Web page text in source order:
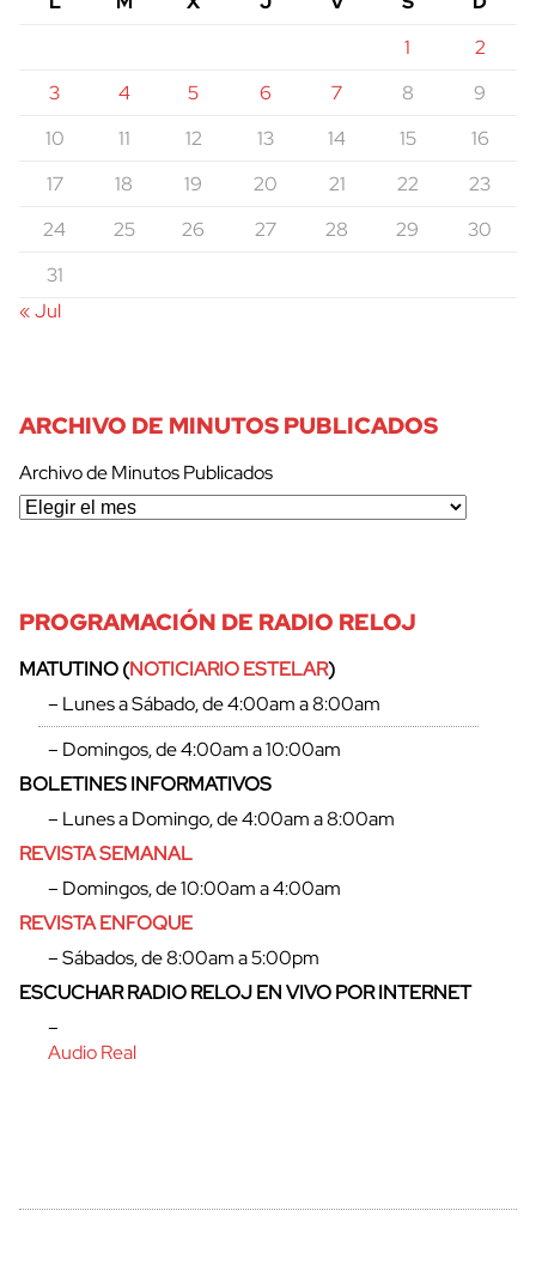
1
2
3
4 5 6 7 8
9
10
11 12 13 14 15
16
17
18 19 20 21 22
23
24
25 26 27 28 29
30
31
« Jul
ARCHIVO DE MINUTOS PUBLICADOS
Archivo de Minutos Publicados
PROGRAMACIÓN DE RADIO RELOJ
MATUTINO (NOTICIARIO ESTELAR)
– Lunes a Sábado, de 4:00am a 8:00am
– Domingos, de 4:00am a 10:00am
BOLETINES INFORMATIVOS
– Lunes a Domingo, de 4:00am a 8:00am
REVISTA SEMANAL
– Domingos, de 10:00am a 4:00am
REVISTA ENFOQUE
– Sábados, de 8:00am a 5:00pm
ESCUCHAR RADIO RELOJ EN VIVO POR INTERNET
–
Audio Real